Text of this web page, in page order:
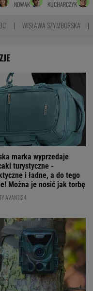
NOWAK
KUCHARCZYK
WISŁAWA SZYMBORSKA
marka wyprzedaje
turystyczne -
i ładne, a do tego
Można je nosić jak torbę
AVANTI24